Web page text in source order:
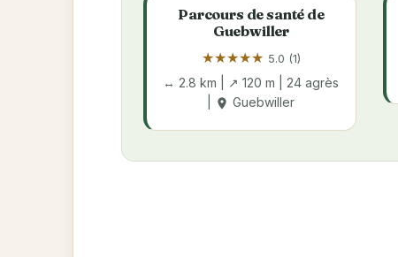
Parcours de santé de
Guebwiller
★★★★★ 5.0 (1)
↔ 2.8 km | ↗ 120 m | 24 agrès
place Guebwiller